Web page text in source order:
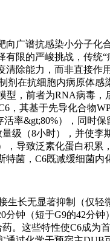
向广谱抗感染小分子化
有限的严峻挑战，传统
清除能力，而非直接作
剂在抗细胞内病原体
型，前者为RNA病毒
，其基于先导化合物
活率&gt;80%），同时
级（8小时），并使李
，导致泛素化蛋白积
菌，C6既减缓细菌内
生长无显著抑制（仅
分钟（短于G9的42分
。这些特性使C6成为